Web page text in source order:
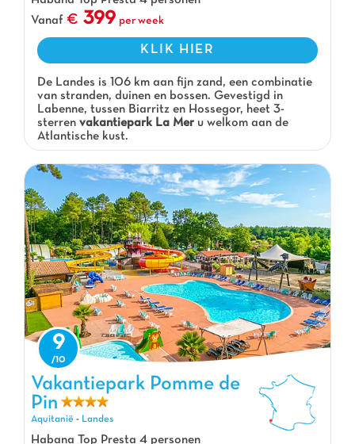
Vanaf
399 per week
KLIK HIER
De Landes is 106 km aan fijn zand, een combinatie
van stranden, duinen en bossen. Gevestigd in
Labenne, tussen Biarritz en Hossegor, heet 3-
sterren vakantiepark La Meru welkom aan de
Atlantische kust.
Vakantiepark Pomme de Pin, Vakantiepark Aquitanië
9
Vakantiepark Pomme de
Pin
Aquitanië - Landes
Habana Top Presta 4 personen